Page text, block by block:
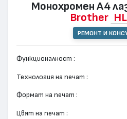
Монохромен А4
Brother
РЕМОНТ И
Функционалност :
Технология на печат :
Формат на печат :
Цвят на печат :